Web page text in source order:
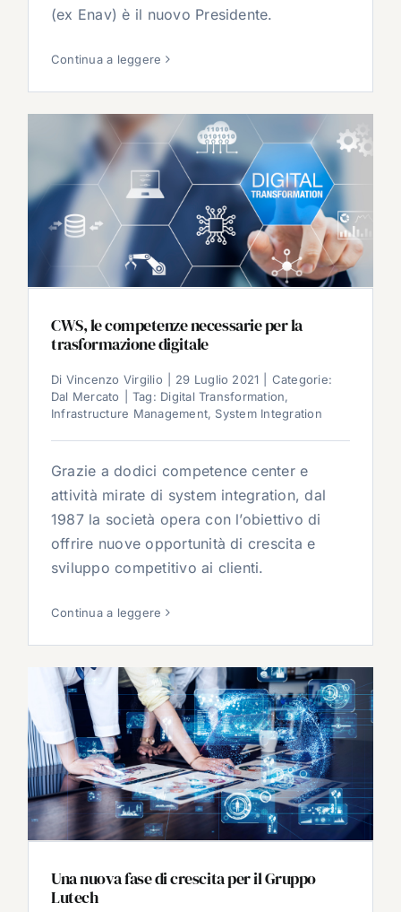
(ex Enav) è il nuovo Presidente.
Continua a leggere
CWS, le competenze necessarie per la
trasformazione digitale
Di Vincenzo Virgilio 29 Luglio 2021
Categorie:
Dal Mercato
Tag: Digital Transformation,
Infrastructure Management, System Integration
Grazie a dodici competence center e
attività mirate di system integration, dal
1987 la società opera con l’obiettivo di
offrire nuove opportunità di crescita e
sviluppo competitivo ai clienti.
Continua a leggere
Una nuova fase di crescita per il Gruppo
Lutech